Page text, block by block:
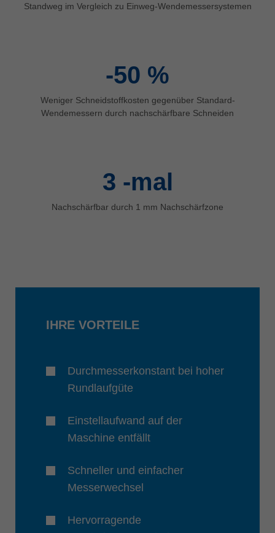
Standweg im Vergleich zu Einweg-Wendemessersystemen
-50 %
Weniger Schneidstoffkosten gegenüber Standard-
Wendemessern durch nachschärfbare Schneiden
3 -mal
Nachschärfbar durch 1 mm Nachschärfzone
IHRE VORTEILE
Durchmesserkonstant bei hoher
Rundlaufgüte
Einstellaufwand auf der
Maschine entfällt
Schneller und einfacher
Messerwechsel
Hervorragende